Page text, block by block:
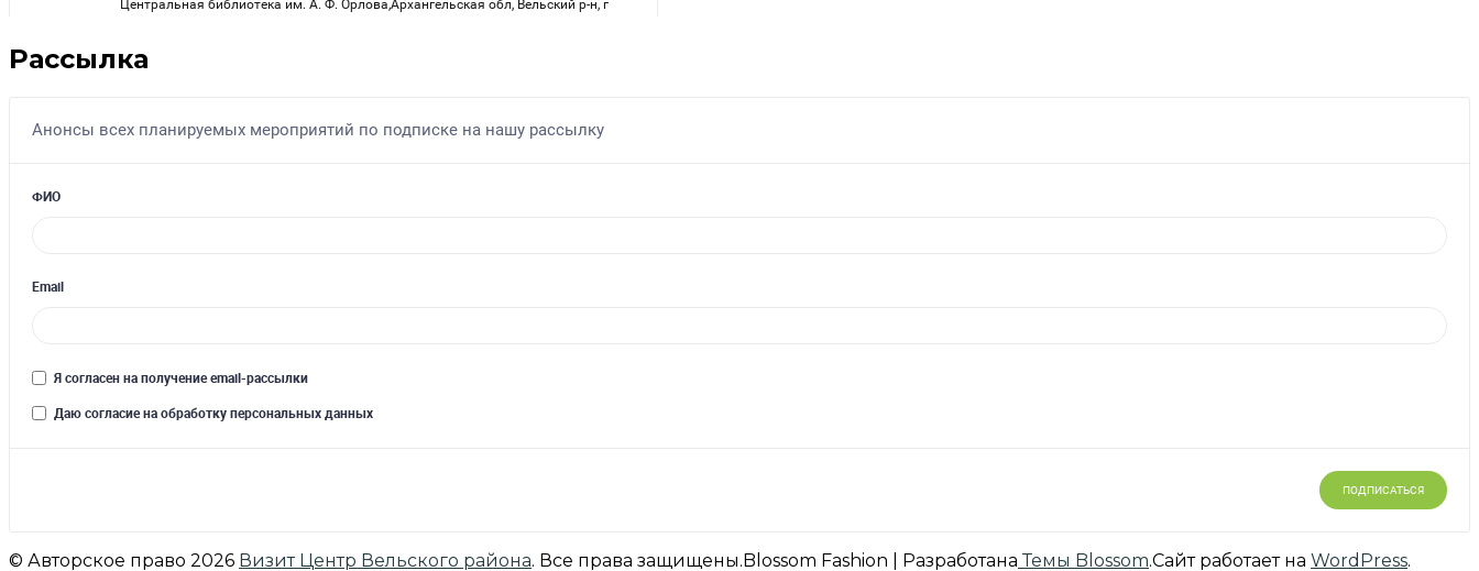
Рассылка
© Авторское право 2026 Визит Центр Вельского района. Все права защищены.Blossom Fashion | Разработана Темы Blossom.Сайт работает на WordPress.